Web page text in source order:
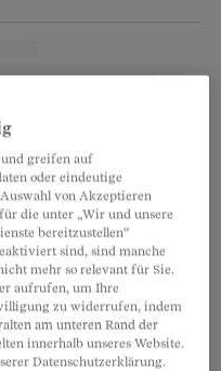
Energie frei, dass
begann. Kleine
und
bis die Masse
Schwerkraft
greifen auf
oder eindeutige
von Akzeptieren
die unter „Wir und unsere
bereitzustellen“
sind, sind manche
mehr so relevant für Sie.
aufrufen, um Ihre
zu widerrufen, indem
am unteren Rand der
innerhalb unseres Website.
Datenschutzerklärung.